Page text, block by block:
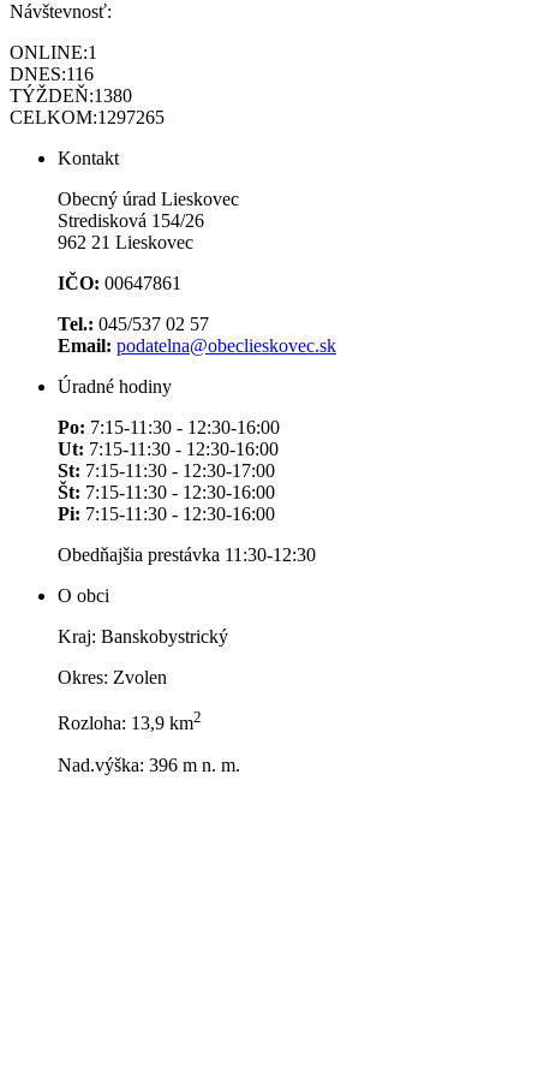
Návštevnosť:
ONLINE:1
DNES:116
TÝŽDEŇ:1380
CELKOM:1297265
Kontakt
Obecný úrad Lieskovec
Stredisková 154/26
962 21 Lieskovec
IČO: 00647861
Tel.: 045/537 02 57
Email: podatelna@obeclieskovec.sk
Úradné hodiny
Po: 7:15-11:30 - 12:30-16:00
Ut: 7:15-11:30 - 12:30-16:00
St: 7:15-11:30 - 12:30-17:00
Št: 7:15-11:30 - 12:30-16:00
Pi: 7:15-11:30 - 12:30-16:00
Obedňajšia prestávka 11:30-12:30
O obci
Kraj: Banskobystrický
Okres: Zvolen
Rozloha: 13,9 km2
Nad.výška: 396 m n. m.